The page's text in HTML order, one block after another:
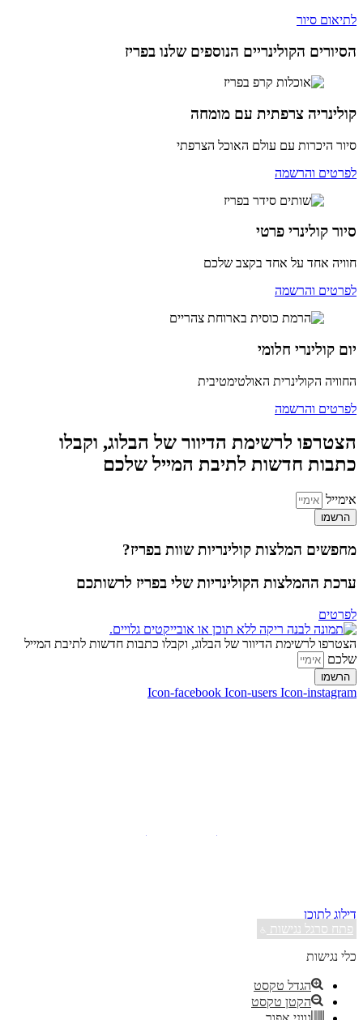
לתיאום סיור
הסיורים הקולינריים הנוספים שלנו בפריז
קולינריה צרפתית עם מומחה
סיור היכרות עם עולם האוכל הצרפתי
לפרטים והרשמה
סיור קולינרי פרטי
חוויה אחד על אחד בקצב שלכם
לפרטים והרשמה
יום קולינרי חלומי
החוויה הקולינרית האולטימטיבית
לפרטים והרשמה
הצטרפו לרשימת הדיוור של הבלוג, וקבלו
כתבות חדשות לתיבת המייל שלכם
אימייל
הרשמו
מחפשים המלצות קולינריות שוות בפריז?
ערכת ההמלצות הקולינריות שלי בפריז לרשותכם
לפרטים
הצטרפו לרשימת הדיוור של הבלוג, וקבלו כתבות חדשות לתיבת המייל
שלכם
הרשמו
Icon-facebook Icon-users Icon-instagram
דילוג לתוכן
פתח סרגל נגישות
כלי נגישות
הגדל טקסט
הקטן טקסט